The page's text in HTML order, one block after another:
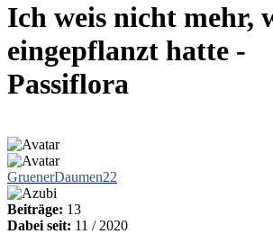
Ich weis nicht mehr,
eingepflanzt hatte -
Passiflora
GruenerDaumen22
Beiträge: 13
Dabei seit: 11 / 2020